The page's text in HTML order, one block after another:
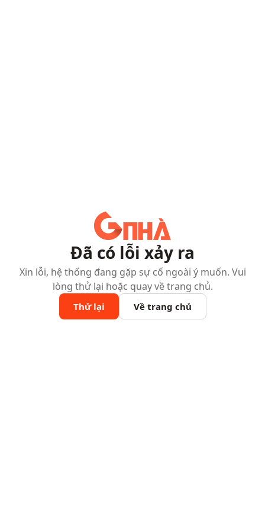
Đã có lỗi xảy ra
Xin lỗi, hệ thống đang gặp sự cố ngoài ý muốn. Vui
lòng thử lại hoặc quay về trang chủ.
Thử lại Về trang chủ